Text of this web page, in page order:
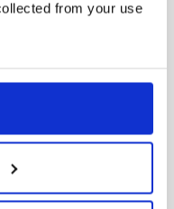
from your use
200
9
10
15